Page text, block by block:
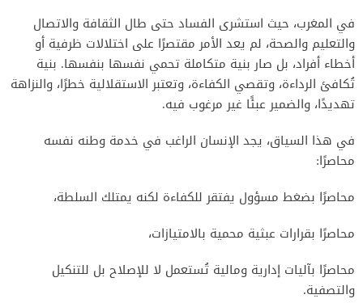
في المغرب، حيث استشرى الفساد حتى طال الثقافة والاتصال
والتعليم والصحة، لم يعد الأمر مقتصرًا على اختلالات ظرفية أو
أخطاء أفراد، بل صار بنية متكاملة تحمي نفسها بنفسها. بنية
تُكافئ الرداءة، وتقصي الكفاءة، وتعتبر الاستقلالية خطرًا، والنزاهة
تهديدًا، والضمير عبئًا غير مرغوب فيه.
في هذا السياق، يجد الإنسان الراغب في خدمة وطنه نفسه
محاصرًا:
محاصرًا بضغط مسؤول يفتقر للكفاءة لكنه يمتلك السلطة،
محاصرًا بقرارات عبثية محمية بالامتيازات،
محاصرًا بآليات إدارية ومالية تُستعمل لا للإصلاح بل للتنكيل
والتصفية.